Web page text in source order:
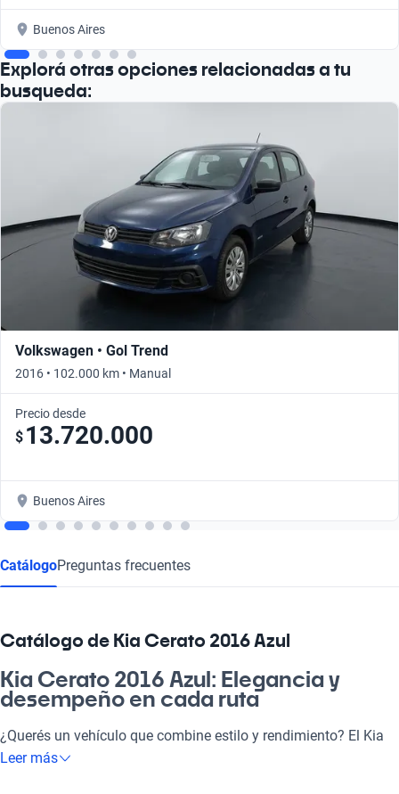
Buenos Aires
Explorá otras opciones relacionadas a tu
busqueda:
Volkswagen • Gol Trend
2016 • 102.000 km • Manual
Precio desde
$ 13.720.000
Buenos Aires
CatálogoPreguntas frecuentes
Catálogo de Kia Cerato 2016 Azul
Kia Cerato 2016 Azul: Elegancia y
desempeño en cada ruta
¿Querés un vehículo que combine estilo y rendimiento? El Kia
Cerato 2016 Azul es la opción perfecta. Este auto está
Leer más